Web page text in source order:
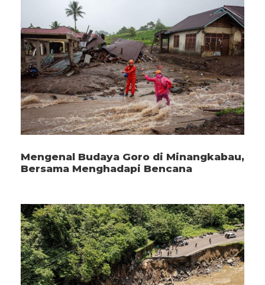
Mengenal Budaya Goro di Minangkabau,
Bersama Menghadapi Bencana